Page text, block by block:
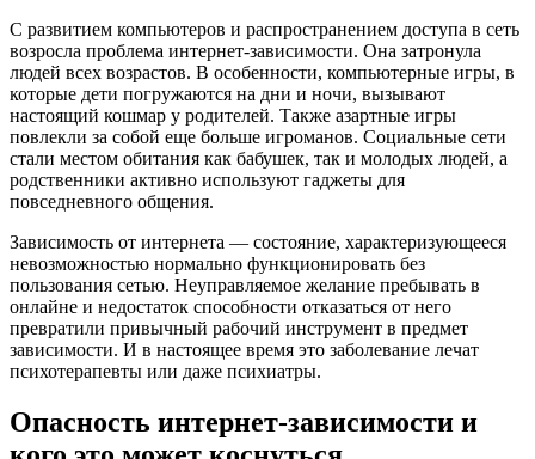
С развитием компьютеров и распространением доступа в сеть
возросла проблема интернет-зависимости. Она затронула
людей всех возрастов. В особенности, компьютерные игры, в
которые дети погружаются на дни и ночи, вызывают
настоящий кошмар у родителей. Также азартные игры
повлекли за собой еще больше игроманов. Социальные сети
стали местом обитания как бабушек, так и молодых людей, а
родственники активно используют гаджеты для
повседневного общения.
Зависимость от интернета — состояние, характеризующееся
невозможностью нормально функционировать без
пользования сетью. Неуправляемое желание пребывать в
онлайне и недостаток способности отказаться от него
превратили привычный рабочий инструмент в предмет
зависимости. И в настоящее время это заболевание лечат
психотерапевты или даже психиатры.
Опасность интернет-зависимости и